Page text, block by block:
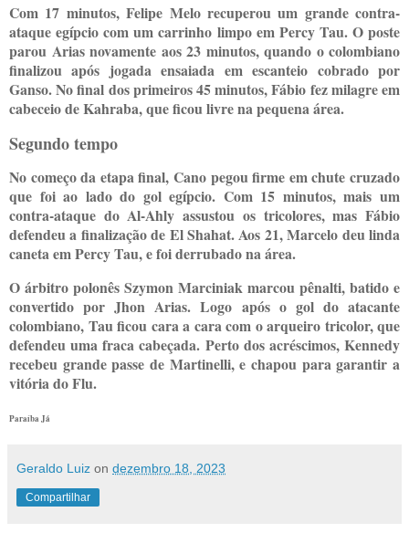
Com 17 minutos, Felipe Melo recuperou um grande contra-
ataque egípcio com um carrinho limpo em Percy Tau. O poste
parou Arias novamente aos 23 minutos, quando o colombiano
finalizou após jogada ensaiada em escanteio cobrado por
Ganso. No final dos primeiros 45 minutos, Fábio fez milagre em
cabeceio de Kahraba, que ficou livre na pequena área.
Segundo tempo
No começo da etapa final, Cano pegou firme em chute cruzado
que foi ao lado do gol egípcio. Com 15 minutos, mais um
contra-ataque do Al-Ahly assustou os tricolores, mas Fábio
defendeu a finalização de El Shahat. Aos 21, Marcelo deu linda
caneta em Percy Tau, e foi derrubado na área.
O árbitro polonês Szymon Marciniak marcou pênalti, batido e
convertido por Jhon Arias. Logo após o gol do atacante
colombiano, Tau ficou cara a cara com o arqueiro tricolor, que
defendeu uma fraca cabeçada. Perto dos acréscimos, Kennedy
recebeu grande passe de Martinelli, e chapou para garantir a
vitória do Flu.
Paraíba Já
Geraldo Luiz on dezembro 18, 2023
Compartilhar